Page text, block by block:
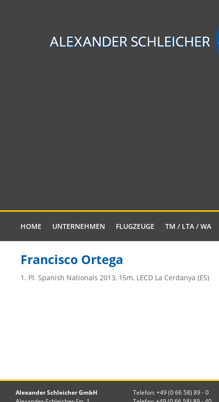
HOME UNTERNEHMEN FLUGZEUGE TM / LTA / WA
Francisco Ortega
1. Pl. Spanish Nationals 2013, 15m, LECD La Cerdanya (ES)
Alexander Schleicher GmbH
Telefon: +49 (0 66 58) 89 - 0